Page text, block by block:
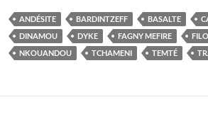
ANDÉSITE BARDINTZEFF BASALTE
DINAMOU
DYKE FAGNY MEFIRE
NKOUANDOU
TCHAMENI TEMTÉ